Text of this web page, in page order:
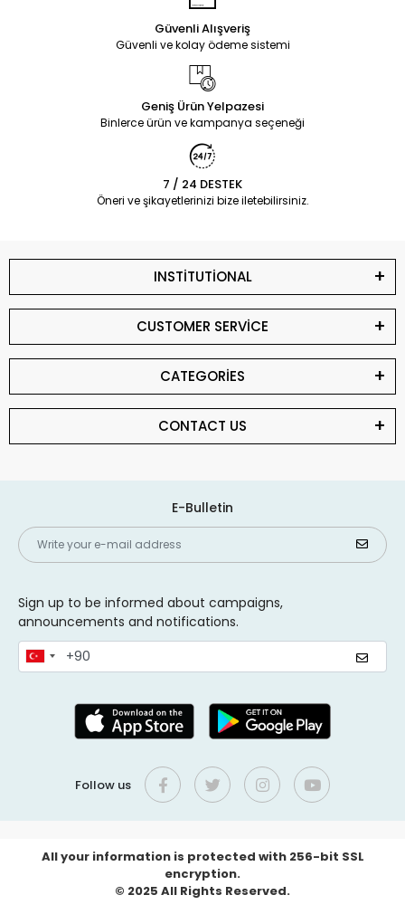
Güvenli Alışveriş
Güvenli ve kolay ödeme sistemi
Geniş Ürün Yelpazesi
Binlerce ürün ve kampanya seçeneği
7 / 24 DESTEK
Öneri ve şikayetlerinizi bize iletebilirsiniz.
INSTİTUTİONAL
CUSTOMER SERVİCE
CATEGORİES
CONTACT US
E-Bulletin
Sign up to be informed about campaigns,
announcements and notifications.
Follow us
All your information is protected with 256-bit SSL
encryption.
© 2025 All Rights Reserved.